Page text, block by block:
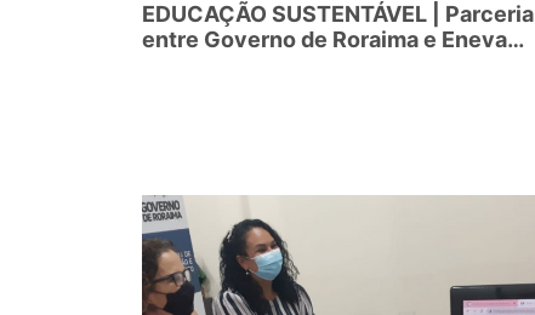
EDUCAÇÃO SUSTENTÁVEL | Parceria
entre Governo de Roraima e Eneva